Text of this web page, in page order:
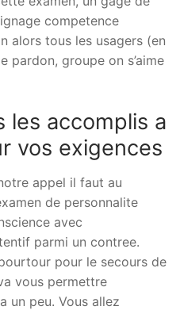
competence
alors tous les usagers (en
pardon, groupe on s’aime
les accomplis a
vos exigences
appel il faut au
de personnalite
avec
parmi un contree.
pour le secours de
vous permettre
un peu. Vous allez